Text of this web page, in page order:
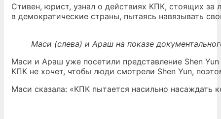
Стивен, юрист, узнал о действиях КПК, стоящих
в демократические страны, пытаясь навязывать
Маси (слева) и Араш на показе
Маси и Араш уже посетили представление Shen
КПК не хочет, чтобы люди смотрели Shen Yun,
Маси сказала: «КПК пытается насильно насаждать